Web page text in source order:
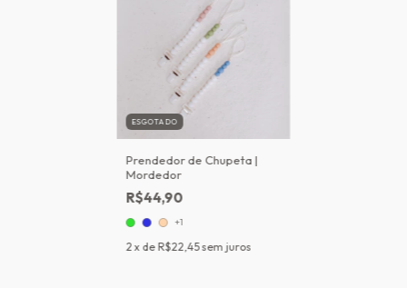
ESGOTADO
Prendedor de Chupeta |
Mordedor
R$44,90
+1
2 x de R$22,45sem juros